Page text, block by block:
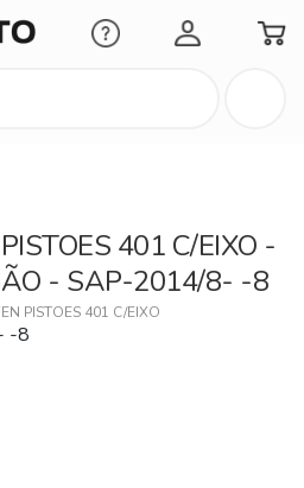
Minha Conta
401 C/EIXO -
- SAP-2014/8- -8
PISTOES 401 C/EIXO
-8